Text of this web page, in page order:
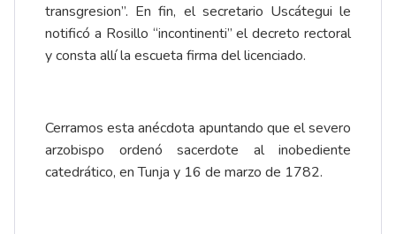
transgresion”. En fin, el secretario Uscátegui le
notificó a Rosillo “incontinenti” el decreto rectoral
y consta allí la escueta firma del licenciado.
Cerramos esta anécdota apuntando que el severo
arzobispo ordenó sacerdote al inobediente
catedrático, en Tunja y 16 de marzo de 1782.